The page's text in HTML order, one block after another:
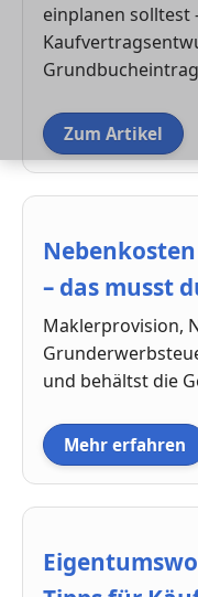
einplanen solltest
Zum Artikel
– das musst
Maklerprovision,
und behältst die
Mehr erfahren